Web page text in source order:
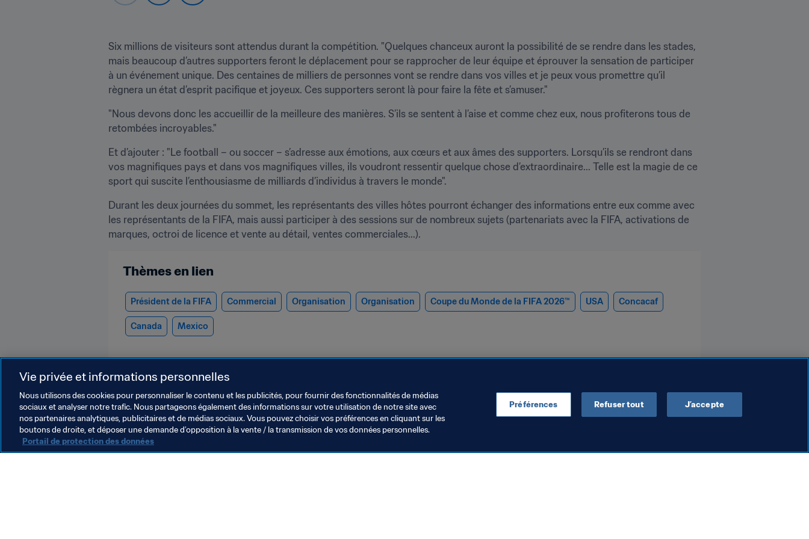
Six millions de visiteurs sont attendus durant la compétition. "Quelques chanceux auront la possibilité de se rendre dans les stades,
mais beaucoup d’autres supporters feront le déplacement pour se rapprocher de leur équipe et éprouver la sensation de participer
à un événement unique. Des centaines de milliers de personnes vont se rendre dans vos villes et je peux vous promettre qu’il
règnera un état d’esprit pacifique et joyeux. Ces supporters seront là pour faire la fête et s’amuser."
"Nous devons donc les accueillir de la meilleure des manières. S’ils se sentent à l’aise et comme chez eux, nous profiterons tous de
retombées incroyables."
Et d’ajouter : "Le football – ou soccer – s’adresse aux émotions, aux cœurs et aux âmes des supporters. Lorsqu’ils se rendront dans
vos magnifiques pays et dans vos magnifiques villes, ils voudront ressentir quelque chose d’extraordinaire... Telle est la magie de ce
sport qui suscite l’enthousiasme de milliards d’individus à travers le monde".
Durant les deux journées du sommet, les représentants des villes hôtes pourront échanger des informations entre eux comme avec
les représentants de la FIFA, mais aussi participer à des sessions sur de nombreux sujets (partenariats avec la FIFA, activations de
marques, octroi de licence et vente au détail, ventes commerciales...).
Thèmes en lien
Président de la FIFA Commercial Organisation Organisation Coupe du Monde de la FIFA 2026™ USA Concacaf
Canada Mexico
President
Vie privée et informations personnelles
Nous utilisons des cookies pour personnaliser le contenu et les publicités, pour fournir des fonctionnalités de médias
sociaux et analyser notre trafic. Nous partageons également des informations sur votre utilisation de notre site avec
nos partenaires analytiques, publicitaires et de médias sociaux. Vous pouvez choisir vos préférences en cliquant sur les
boutons de droite, et déposer une demande d’opposition à la vente / la transmission de vos données personnelles.
Portail de protection des données
Préférences Refuser tout J’accepte